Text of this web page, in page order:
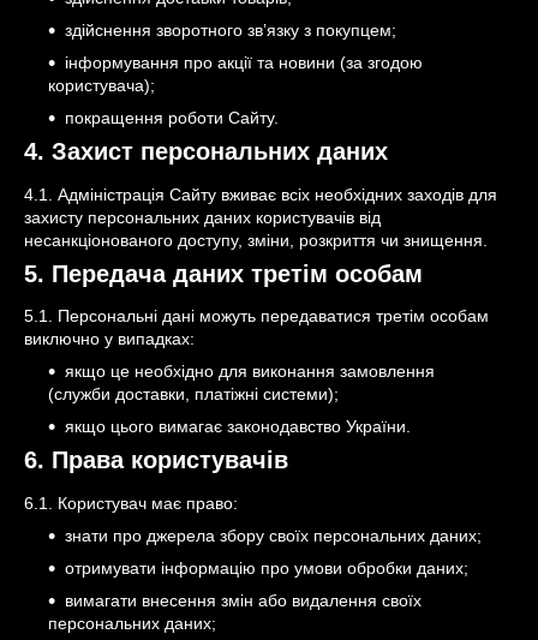
здійснення зворотного зв’язку з покупцем;
інформування про акції та новини (за згодою
користувача);
покращення роботи Сайту.
4. Захист персональних даних
4.1. Адміністрація Сайту вживає всіх необхідних заходів для
захисту персональних даних користувачів від
несанкціонованого доступу, зміни, розкриття чи знищення.
5. Передача даних третім особам
5.1. Персональні дані можуть передаватися третім особам
виключно у випадках:
якщо це необхідно для виконання замовлення
(служби доставки, платіжні системи);
якщо цього вимагає законодавство України.
6. Права користувачів
6.1. Користувач має право:
знати про джерела збору своїх персональних даних;
отримувати інформацію про умови обробки даних;
вимагати внесення змін або видалення своїх
персональних даних;